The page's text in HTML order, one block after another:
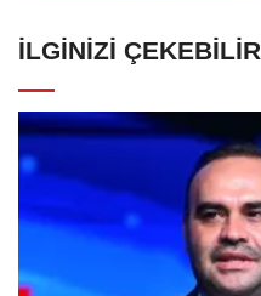
İLGINIZI ÇEKEBILIR